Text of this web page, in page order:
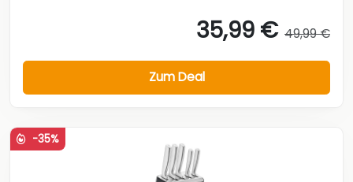
35,99 € 49,99 €
Zum Deal
-35%